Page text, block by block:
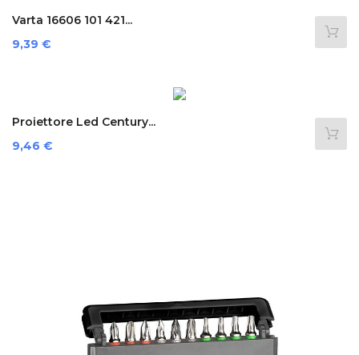
Varta 16606 101 421...
Preis
9,39 €
Proiettore Led Century...
Preis
9,46 €